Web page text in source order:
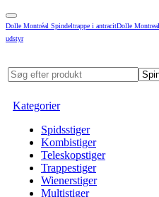
Dolle Montréal Spindeltrappe i antracitDolle
udstyr
Kategorier
Spidsstiger
Kombistiger
Teleskopstiger
Trappestiger
Wienerstiger
Multistiger